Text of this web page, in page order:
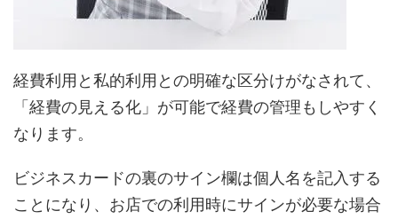
経費利用と私的利用との明確な区分けがなされて、
「経費の見える化」が可能で経費の管理もしやすく
なります。
ビジネスカードの裏のサイン欄は個人名を記入する
ことになり、お店での利用時にサインが必要な場合